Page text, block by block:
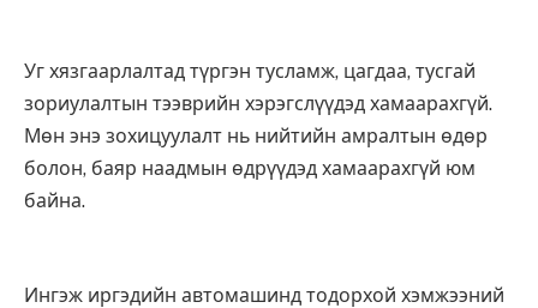
Уг хязгаарлалтад түргэн тусламж, цагдаа, тусгай
зориулалтын тээврийн хэрэгслүүдэд хамаарахгүй.
Мөн энэ зохицуулалт нь нийтийн амралтын өдөр
болон, баяр наадмын өдрүүдэд хамаарахгүй юм
байна.
Ингэж иргэдийн автомашинд тодорхой хэмжээний